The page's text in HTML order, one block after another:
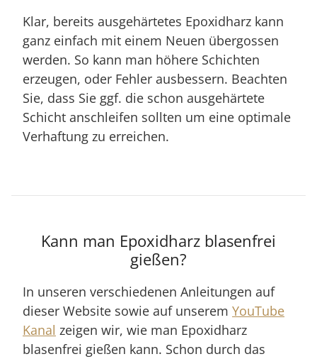
Klar, bereits ausgehärtetes Epoxidharz kann
ganz einfach mit einem Neuen übergossen
werden. So kann man höhere Schichten
erzeugen, oder Fehler ausbessern. Beachten
Sie, dass Sie ggf. die schon ausgehärtete
Schicht anschleifen sollten um eine optimale
Verhaftung zu erreichen.
Kann man Epoxidharz blasenfrei
gießen?
In unseren verschiedenen Anleitungen auf
dieser Website sowie auf unserem YouTube
Kanal zeigen wir, wie man Epoxidharz
blasenfrei gießen kann. Schon durch das